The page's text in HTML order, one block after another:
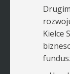
Kielce